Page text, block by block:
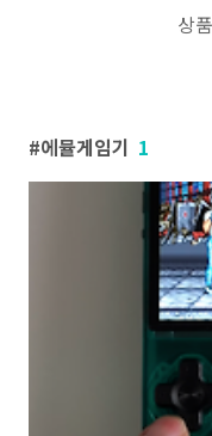
상
에뮬게임기 1